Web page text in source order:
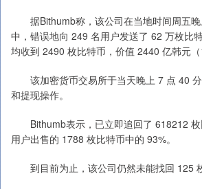
据Bithumb称，该公司在当地时间周五晚
中，错误地向 249 名用户发送了 62 万枚比
均收到 2490 枚比特币，价值 2440 亿韩元（
该加密货币交易所于当天晚上 7 点 40 分
和提现操作。
Bithumb表示，已立即追回了 618212 枚
用户出售的 1788 枚比特币中的 93%。
到目前为止，该公司仍然未能找回 125 枚